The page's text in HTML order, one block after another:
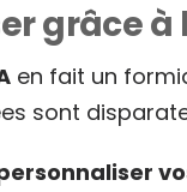
grâce à
en fait un
sont